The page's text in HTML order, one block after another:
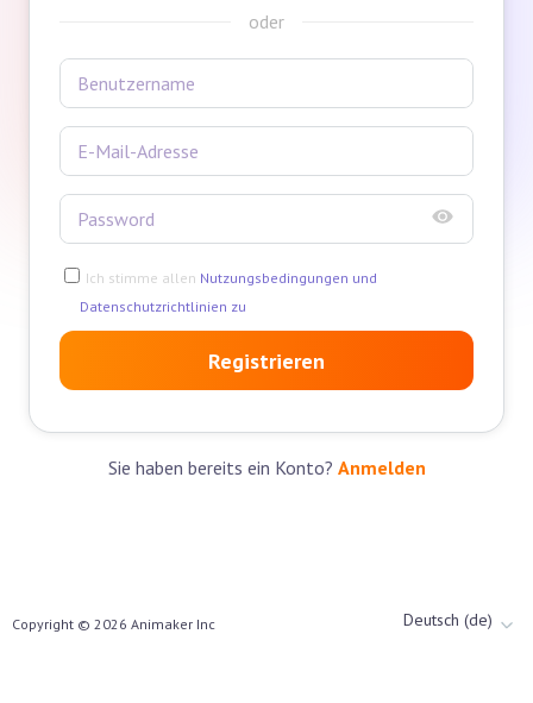
oder
Ich stimme allen Nutzungsbedingungen und
Datenschutzrichtlinien zu
Registrieren
Sie haben bereits ein Konto? Anmelden
Copyright © 2026 Animaker Inc Deutsch (de)